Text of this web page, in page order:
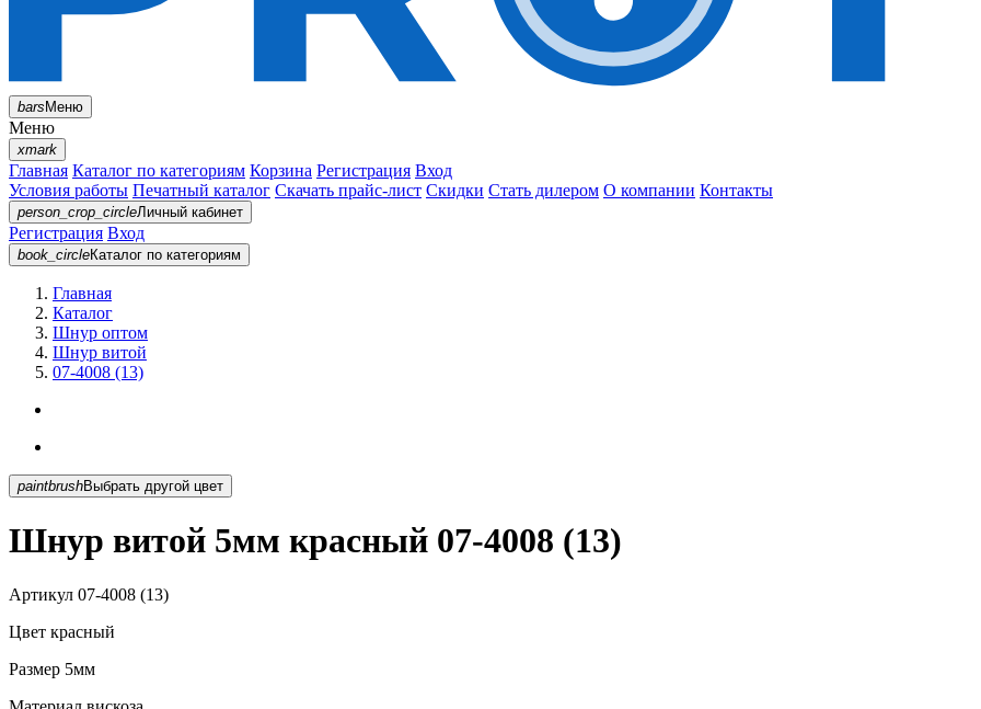
barsМеню
Меню
xmark
Главная Каталог по категориям Корзина Регистрация Вход
Условия работы Печатный каталог Скачать прайс-лист Скидки Стать дилером О компании Контакты
person_crop_circleЛичный кабинет
Регистрация Вход
book_circleКаталог по категориям
Главная
Каталог
Шнур оптом
Шнур витой
07-4008 (13)
paintbrush Выбрать другой цвет
Шнур витой 5мм красный 07-4008 (13)
Артикул 07-4008 (13)
Цвет красный
Размер 5мм